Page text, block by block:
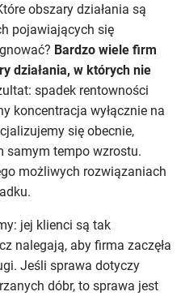
obszary działania są
pojawiających się
Bardzo wiele firm
działania, w których nie
spadek rentowności
koncentracja wyłącznie na
się obecnie,
samym tempo wzrostu.
możliwych rozwiązaniach
jej klienci są tak
nalegają, aby firma zaczęła
Jeśli sprawa dotyczy
dóbr, to sprawa jest